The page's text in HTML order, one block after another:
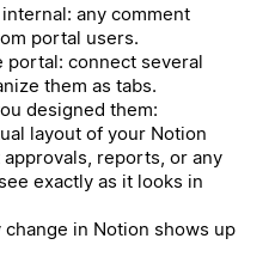
any comment
portal users.
connect several
them as tabs.
designed them:
layout of your Notion
reports, or any
exactly as it looks in
change in Notion shows up